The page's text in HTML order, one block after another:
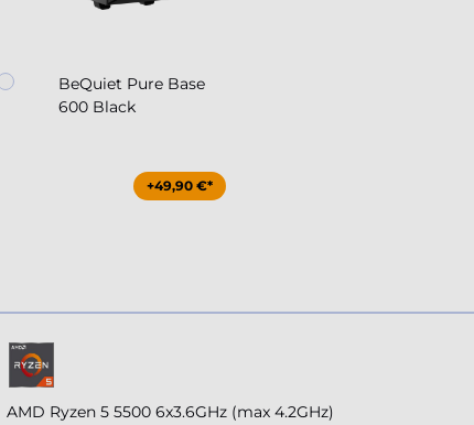
BeQuiet Pure Base
600 Black
+49,90 €*
AMD Ryzen 5 5500 6x3.6GHz (max 4.2GHz)